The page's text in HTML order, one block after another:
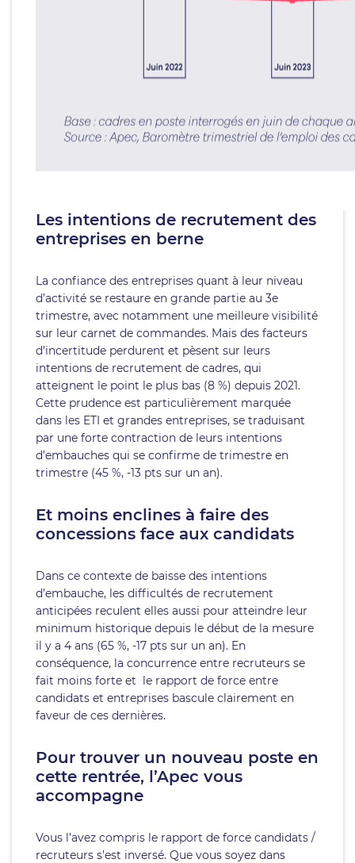
Les intentions de recrutement des
entreprises en berne
La confiance des entreprises quant à leur niveau
d’activité se restaure en grande partie au 3e
trimestre, avec notamment une meilleure visibilité
sur leur carnet de commandes. Mais des facteurs
d’incertitude perdurent et pèsent sur leurs
intentions de recrutement de cadres, qui
atteignent le point le plus bas (8 %) depuis 2021.
Cette prudence est particulièrement marquée
dans les ETI et grandes entreprises, se traduisant
par une forte contraction de leurs intentions
d’embauches qui se confirme de trimestre en
trimestre (45 %, -13 pts sur un an).
Et moins enclines à faire des
concessions face aux candidats
Dans ce contexte de baisse des intentions
d’embauche, les difficultés de recrutement
anticipées reculent elles aussi pour atteindre leur
minimum historique depuis le début de la mesure
il y a 4 ans (65 %, -17 pts sur un an). En
conséquence, la concurrence entre recruteurs se
fait moins forte et le rapport de force entre
candidats et entreprises bascule clairement en
faveur de ces dernières.
Pour trouver un nouveau poste en
cette rentrée, l’Apec vous
accompagne
Vous l’avez compris le rapport de force candidats /
recruteurs s’est inversé. Que vous soyez dans